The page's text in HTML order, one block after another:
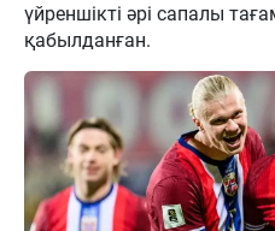
үйреншікті әрі сапалы
қабылданған.